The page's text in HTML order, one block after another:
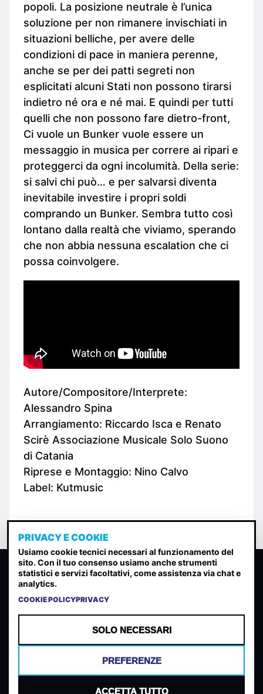
popoli. La posizione neutrale è l’unica
soluzione per non rimanere invischiati in
situazioni belliche, per avere delle
condizioni di pace in maniera perenne,
anche se per dei patti segreti non
esplicitati alcuni Stati non possono tirarsi
indietro né ora e né mai. E quindi per tutti
quelli che non possono fare dietro-front,
Ci vuole un Bunker vuole essere un
messaggio in musica per correre ai ripari e
proteggerci da ogni incolumità. Della serie:
si salvi chi può… e per salvarsi diventa
inevitabile investire i propri soldi
comprando un Bunker. Sembra tutto così
lontano dalla realtà che viviamo, sperando
che non abbia nessuna escalation che ci
possa coinvolgere.
Autore/Compositore/Interprete:
Alessandro Spina
Arrangiamento: Riccardo Isca e Renato
Scirè Associazione Musicale Solo Suono
di Catania
Riprese e Montaggio: Nino Calvo
Label: Kutmusic
CLASSIFICA INDIE
Classifica per indice di gradimento generata dall analisi di
TERMINI E CONDIZIONI PRIVACY POLICY
COOKIES PREFERENZE COOKIES
PRIVACY E COOKIE
Usiamo cookie tecnici necessari al funzionamento del
sito. Con il tuo consenso usiamo anche strumenti
statistici e servizi facoltativi, come assistenza via chat e
analytics.
COOKIE POLICYPRIVACY
SOLO NECESSARI
PREFERENZE
ACCETTA TUTTO